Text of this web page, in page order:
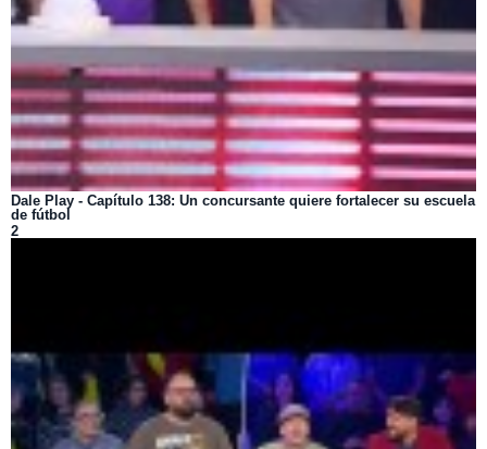
Dale Play - Capítulo 138: Un concursante quiere fortalecer su escuela
de fútbol
2